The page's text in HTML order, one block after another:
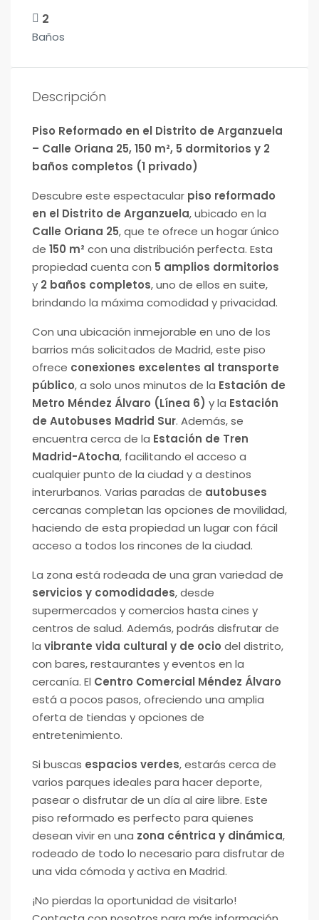
2
Baños
Descripción
Piso Reformado en el Distrito de Arganzuela
– Calle Oriana 25, 150 m², 5 dormitorios y 2
baños completos (1 privado)
Descubre este espectacular piso reformado
en el Distrito de Arganzuela, ubicado en la
Calle Oriana 25, que te ofrece un hogar único
de 150 m² con una distribución perfecta. Esta
propiedad cuenta con 5 amplios dormitorios
y 2 baños completos, uno de ellos en suite,
brindando la máxima comodidad y privacidad.
Con una ubicación inmejorable en uno de los
barrios más solicitados de Madrid, este piso
ofrece conexiones excelentes al transporte
público, a solo unos minutos de la Estación de
Metro Méndez Álvaro (Línea 6) y la Estación
de Autobuses Madrid Sur. Además, se
encuentra cerca de la Estación de Tren
Madrid-Atocha, facilitando el acceso a
cualquier punto de la ciudad y a destinos
interurbanos. Varias paradas de autobuses
cercanas completan las opciones de movilidad,
haciendo de esta propiedad un lugar con fácil
acceso a todos los rincones de la ciudad.
La zona está rodeada de una gran variedad de
servicios y comodidades, desde
supermercados y comercios hasta cines y
centros de salud. Además, podrás disfrutar de
la vibrante vida cultural y de ocio del distrito,
con bares, restaurantes y eventos en la
cercanía. El Centro Comercial Méndez Álvaro
está a pocos pasos, ofreciendo una amplia
oferta de tiendas y opciones de
entretenimiento.
Si buscas espacios verdes, estarás cerca de
varios parques ideales para hacer deporte,
pasear o disfrutar de un día al aire libre. Este
piso reformado es perfecto para quienes
desean vivir en una zona céntrica y dinámica,
rodeado de todo lo necesario para disfrutar de
una vida cómoda y activa en Madrid.
¡No pierdas la oportunidad de visitarlo!